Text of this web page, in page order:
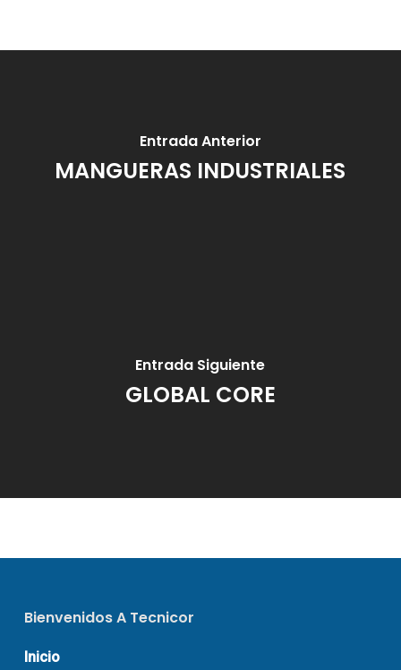
Entrada Anterior
MANGUERAS INDUSTRIALES
Entrada Siguiente
GLOBAL CORE
Bienvenidos A Tecnicor
Inicio